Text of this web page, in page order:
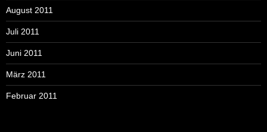
August 2011
Juli 2011
Juni 2011
März 2011
Februar 2011